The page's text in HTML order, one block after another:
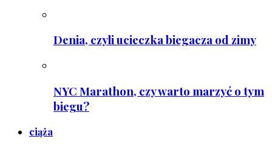
Denia, czyli ucieczka biegacza od zimy
NYC Marathon, czy warto marzyć o tym
biegu?
ciąża